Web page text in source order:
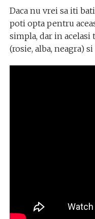
Daca nu vrei sa iti
poti opta pentru
simpla, dar in acelasi
(rosie, alba, neagra)